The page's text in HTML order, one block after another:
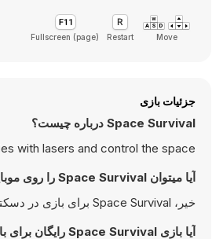
Move
Restart
Fullscreen (page)
جزئیات بازی
Space Survival درباره چیست؟
with lasers and control the space .
آیا میتوان Space Survival را روی موبایل بازی کرد؟
خیر، Space Survival برای بازی در دسکتاپ طراحی شده و بهترین عملکرد را روی کامپیوتر‌های کیبورد یا ماوس دارد.
آیا بازی Space Survival رایگان برای بازی است؟